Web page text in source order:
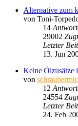
Alternative zum
von Toni-
14
29002
Letzter
13. Jun
Keine Ölzusätze
von
12
24554
Letzter
24. Feb